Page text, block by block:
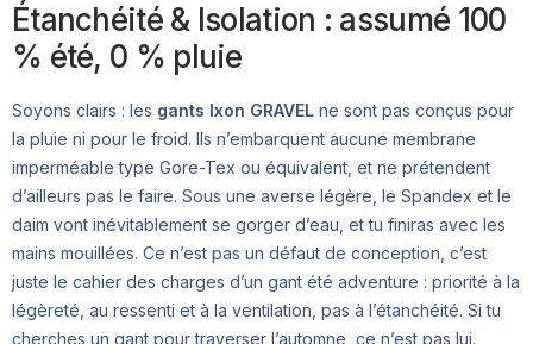
Étanchéité & Isolation : assumé 100
% été, 0 % pluie
Soyons clairs : les gants Ixon GRAVEL ne sont pas conçus pour
la pluie ni pour le froid. Ils n’embarquent aucune membrane
imperméable type Gore-Tex ou équivalent, et ne prétendent
d’ailleurs pas le faire. Sous une averse légère, le Spandex et le
daim vont inévitablement se gorger d’eau, et tu finiras avec les
mains mouillées. Ce n’est pas un défaut de conception, c’est
juste le cahier des charges d’un gant été adventure : priorité à la
légèreté, au ressenti et à la ventilation, pas à l’étanchéité. Si tu
cherches un gant pour traverser l’automne, ce n’est pas lui.